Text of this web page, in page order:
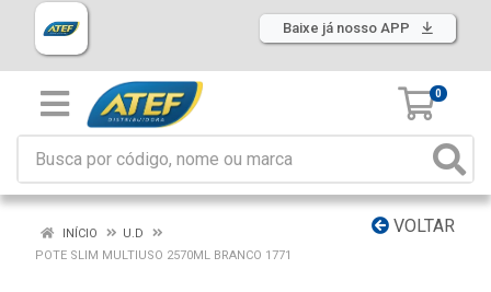
Baixe já nosso APP
0
VOLTAR
INÍCIO
U.D
POTE SLIM MULTIUSO 2570ML BRANCO 1771